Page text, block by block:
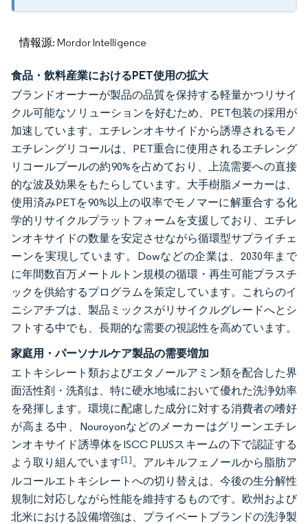
情報源: Mordor Intelligence
食品・飲料産業におけるPET使用の拡大
ブランドオーナーが製品の品質を保持する軽量かつリサイ
クル可能なソリューションを好むため、PET包装の採用が
加速しています。エチレンオキサイドから誘導されるモノ
エチレングリコールは、PET重合に使用されるエチレング
リコールプールの約90%を占めており、上流需要への直接
的な波及効果をもたらしています。大手樹脂メーカーは、
使用済みPETを90%以上の収率でモノマーに解重合する化
学的リサイクルプラットフォームを支援しており、エチレ
ンオキサイドの数量を安定させながら循環型サプライチェ
ーンを実現しています。Dowなどの企業は、2030年まで
に年間数百万メートルトン規模の循環・再生可能プラスチ
ックを供給するプログラムを策定しています。これらのイ
ニシアチブは、製品ミックスがリサイクルグレードへとシ
フトする中でも、長期的な需要の視認性を高めています。
家庭用・パーソナルケア製品の需要増加
エトキシレート類およびエタノールアミン類を配合した界
面活性剤・洗剤は、特に硬水地域において優れた洗浄効率
を発揮します。環境に配慮した成分に対する消費者の嗜好
が高まる中、Nouroyonなどのメーカーはグリーンエチレ
ンオキサイド誘導体をISCC PLUSスキームの下で認証する
よう取り組んでいます[1]。アルキルフェノールから脂肪ア
ルコールエトキシレートへの切り替えは、今後の生分解性
規制に対応しながら性能を維持するものです。欧州および
北米における設備増強は、プライベートブランドの洗浄製